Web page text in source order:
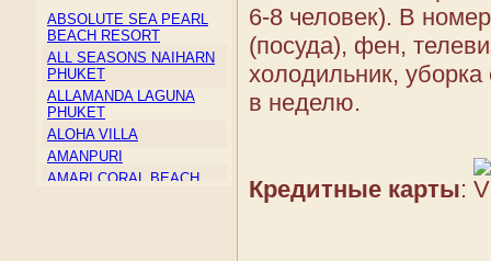
Северная Корея
Сент-Винсент и
Гренадины
Сингапур
Таиланд
Тайвань
Тимор-Лесте
Туркмения
ABSOLUTE SEA PEARL
BEACH RESORT
ALL SEASONS NAIHARN
PHUKET
ALLAMANDA LAGUNA
PHUKET
ALOHA VILLA
AMANPURI
AMARI CORAL BEACH
6-8 человек). В
(посуда), фен,
холодильник,
в неделю.
Кредитные карты: